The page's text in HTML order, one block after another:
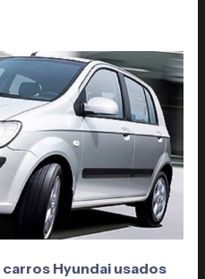
carros Hyundai usados